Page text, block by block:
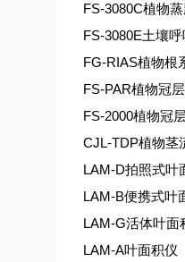
FS-3080C植物
FS-3080E土壤
FG-RIAS植物根
FS-PAR植物冠
FS-2000植物冠
CJL-TDP植物茎
LAM-D拍照式叶
LAM-B便携式叶
LAM-G活体叶面
LAM-A叶面积仪